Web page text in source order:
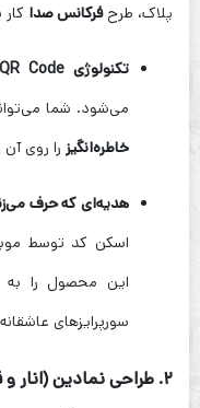
پلاک، طرحفرکانس صدا
تکنولوژی QR Code:
می‌شود. شما
خاطره‌انگیز را روی آن
هدیه‌ای که حرف
اسکن کد توسط
این محصول را به
سورپرایزهای
۲. طراحی نمادین (انار و قلب)